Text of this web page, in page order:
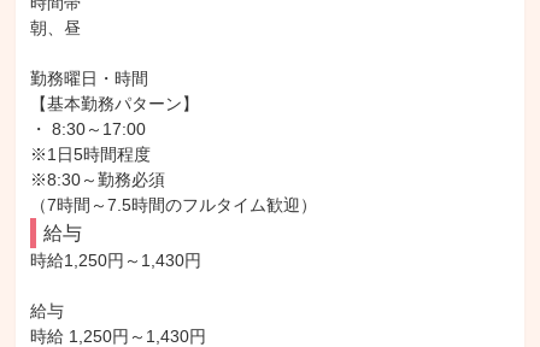
朝、昼
勤務曜日・時間
【基本勤務パターン】
・ 8:30～17:00
※1日5時間程度
※8:30～勤務必須
（7時間～7.5時間のフルタイム歓迎）
給与
時給1,250円～1,430円
給与
時給 1,250円～1,430円